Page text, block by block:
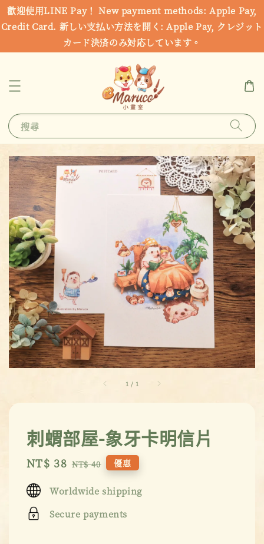
歡迎使用LINE Pay！ New payment methods: Apple Pay,
Credit Card. 新しい支払い方法を開く: Apple Pay, クレジット
カード決済のみ対応しています。
搜尋
1 / 1
刺蝟部屋-象牙卡明信片
Sale
NT$ 38 Regular
NT$ 40 優惠
Worldwide shipping
Secure payments